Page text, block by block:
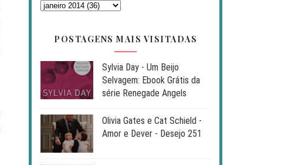
POSTAGENS MAIS VISITADAS
Sylvia Day - Um Beijo
Selvagem: Ebook Grátis da
série Renegade Angels
Olivia Gates e Cat Schield -
Amor e Dever - Desejo 251